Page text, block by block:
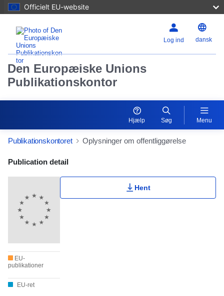
Officielt EU-website
Log ind dansk
Den Europæiske Unions
Publikationskontor
Hjælp Søg Menu
Publikationskontoret Oplysninger om offentliggørelse
Publication Detail Actions Portlet
Publication detail
EU-
publikationer
EU-ret
Hent